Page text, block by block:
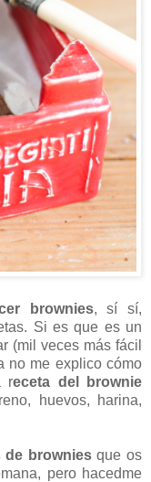
brownies, sí sí,
Si es que es un
(mil veces más fácil
no me explico cómo
receta del brownie
huevos, harina,
de browniesque os
pero hacedme